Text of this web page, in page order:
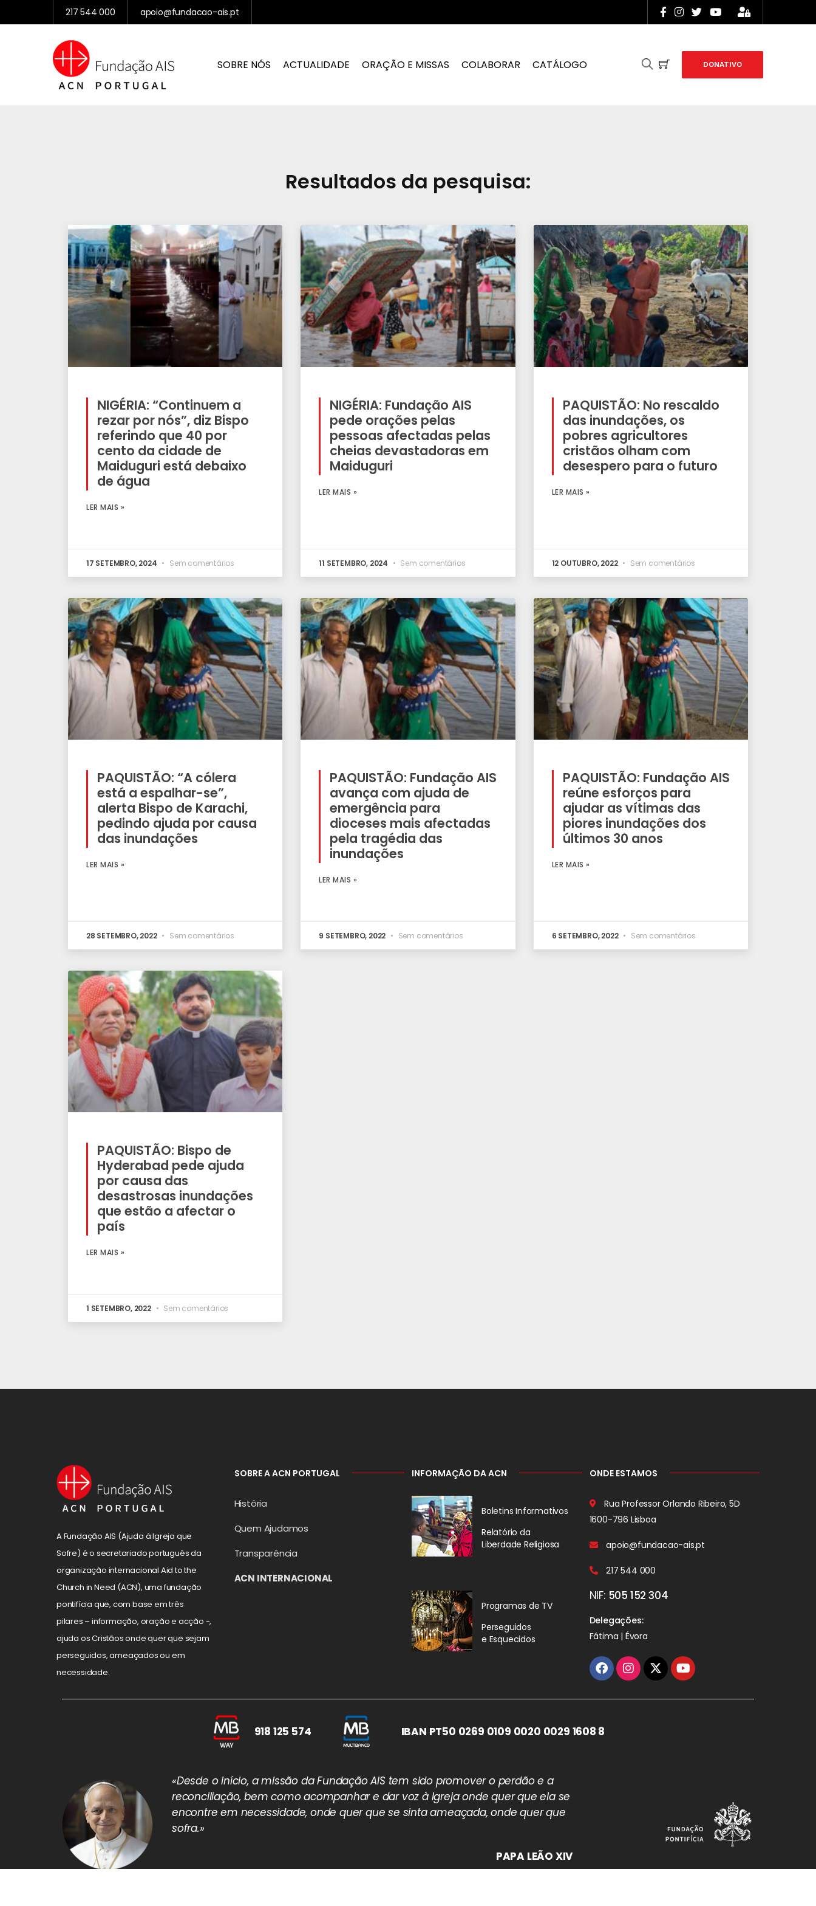
217 544 000 apoio@fundacao-ais.pt
SOBRE NÓS ACTUALIDADE ORAÇÃO E MISSAS COLABORAR CATÁLOGO DONATIVO
Resultados da pesquisa:
NIGÉRIA: “Continuem a
rezar por nós”, diz Bispo
referindo que 40 por
cento da cidade de
Maiduguri está debaixo
de água
LER MAIS »
17 SETEMBRO, 2024 Sem comentários
NIGÉRIA: Fundação AIS
pede orações pelas
pessoas afectadas pelas
cheias devastadoras em
Maiduguri
LER MAIS »
11 SETEMBRO, 2024 Sem comentários
PAQUISTÃO: No rescaldo
das inundações, os
pobres agricultores
cristãos olham com
desespero para o futuro
LER MAIS »
12 OUTUBRO, 2022 Sem comentários
PAQUISTÃO: “A cólera
está a espalhar-se”,
alerta Bispo de Karachi,
pedindo ajuda por causa
das inundações
LER MAIS »
28 SETEMBRO, 2022 Sem comentários
PAQUISTÃO: Fundação AIS
avança com ajuda de
emergência para
dioceses mais afectadas
pela tragédia das
inundações
LER MAIS »
9 SETEMBRO, 2022 Sem comentários
PAQUISTÃO: Fundação AIS
reúne esforços para
ajudar as vítimas das
piores inundações dos
últimos 30 anos
LER MAIS »
6 SETEMBRO, 2022 Sem comentários
PAQUISTÃO: Bispo de
Hyderabad pede ajuda
por causa das
desastrosas inundações
que estão a afectar o
país
LER MAIS »
1 SETEMBRO, 2022 Sem comentários
A Fundação AIS (Ajuda à Igreja que
Sofre) é o secretariado português da
organização internacional Aid to the
Church in Need (ACN), uma fundação
pontifícia que, com base em três
pilares – informação, oração e acção -,
ajuda os Cristãos onde quer que sejam
perseguidos, ameaçados ou em
necessidade.
SOBRE A ACN PORTUGAL
História
Quem Ajudamos
Transparência
ACN INTERNACIONAL
INFORMAÇÃO DA ACN
Boletins Informativos
Relatório da
Liberdade Religiosa
Programas de TV
Perseguidos
e Esquecidos
ONDE ESTAMOS
Rua Professor Orlando Ribeiro, 5D
1600-796 Lisboa
apoio@fundacao-ais.pt
217 544 000
NIF: 505 152 304
Delegações:
Fátima | Évora
918 125 574 IBAN PT50 0269 0109 0020 0029 1608 8
«Desde o início, a missão da Fundação AIS tem sido promover o perdão e a
reconciliação, bem como acompanhar e dar voz à Igreja onde quer que ela se
encontre em necessidade, onde quer que se sinta ameaçada, onde quer que
sofra.»
PAPA LEÃO XIV